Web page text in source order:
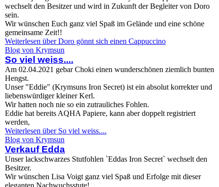
wechselt den Besitzer und wird in Zukunft der Begleiter von Doro
sein.
Wir wünschen Euch ganz viel Spaß im Gelände und eine schöne
gemeinsame Zeit!!
Weiterlesen über Doro gönnt sich einen Cappuccino
Blog von Krymsun
So viel weiss....
Am 02.04.2021 gebar Choki einen wunderschönen ziemlich bunten
Hengst.
Unser "Eddie" (Krymsuns Iron Secret) ist ein absolut korrekter und
liebenswürdiger kleiner Kerl.
Wir hatten noch nie so ein zutrauliches Fohlen.
Eddie hat bereits AQHA Papiere, kann aber doppelt registriert
werden,
Weiterlesen über So viel weiss....
Blog von Krymsun
Verkauf Edda
Unser lackschwarzes Stutfohlen `Eddas Iron Secret` wechselt den
Besitzer.
Wir wünschen Lisa Voigt ganz viel Spaß und Erfolge mit dieser